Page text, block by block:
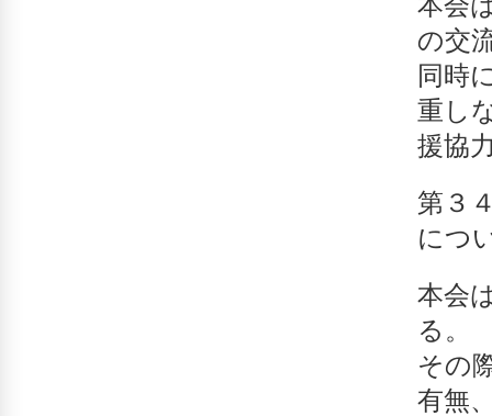
の交
同時
重し
援協
第３
につ
本会
る。
その
有無